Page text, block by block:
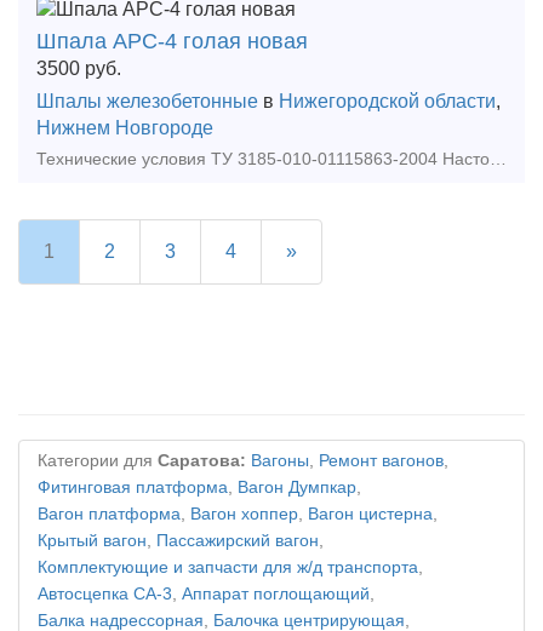
Шпала АРС-4 голая новая
3500 руб.
Шпалы железобетонные в Нижегородской области,
Нижнем Новгороде
Технические условия ТУ 3185-010-01115863-2004 Настоящие технические условия распространяются на шпалу железобетонную анкерную типа ШС-АРС для железных дорог колеи 1520 мм, предназначенн
1 2 3 4 »
Категории для Саратова: Вагоны, Ремонт вагонов,
Фитинговая платформа, Вагон Думпкар,
Вагон платформа, Вагон хоппер, Вагон цистерна,
Крытый вагон, Пассажирский вагон,
Комплектующие и запчасти для ж/д транспорта,
Автосцепка СА-3, Аппарат поглощающий,
Балка надрессорная, Балочка центрирующая,